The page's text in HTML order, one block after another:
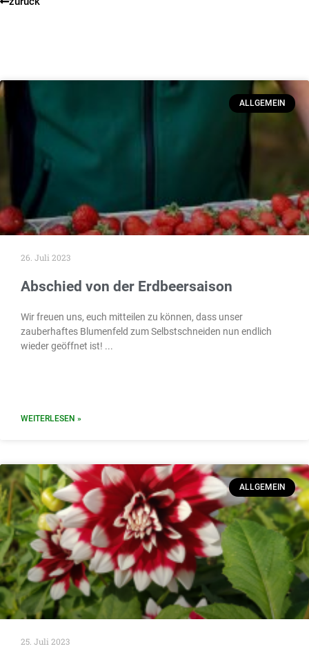
ALLGEMEIN
Abschied von der Erdbeersaison
Wir freuen uns, euch mitteilen zu können, dass unser
zauberhaftes Blumenfeld zum Selbstschneiden nun endlich
wieder geöffnet ist!
WEITERLESEN »
26. Juli 2023
ALLGEMEIN
25. Juli 2023